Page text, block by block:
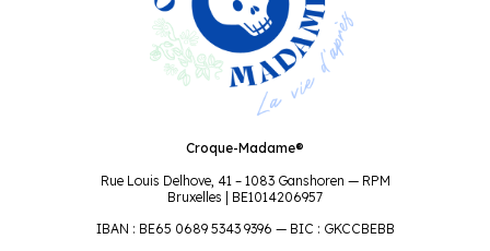
Croque-Madame®
Rue Louis Delhove, 41 – 1083 Ganshoren — RPM
Bruxelles | BE1014206957
IBAN : BE65 0689 5343 9396 — BIC : GKCCBEBB